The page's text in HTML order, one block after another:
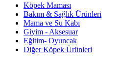
Köpek Maması
Bakım & Sağlık Ürünleri
Mama ve Su Kabı
Giyim - Aksesuar
Eğitim- Oyuncak
Diğer Köpek Ürünleri